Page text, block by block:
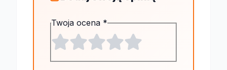
Twoja ocena *